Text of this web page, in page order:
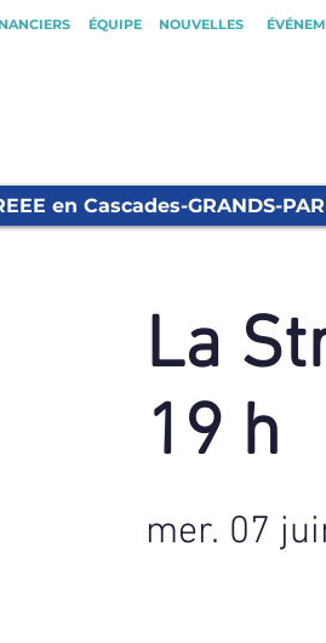
ÉQUIPE NOUVELLES
en Cascades-GRANDS-
La
19 h
mer. 07